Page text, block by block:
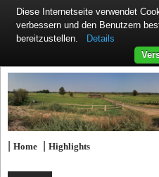
|Home |Highlights
Diese Internetseite verwendet
verbessern und den Benutzern
bereitzustellen.
Details